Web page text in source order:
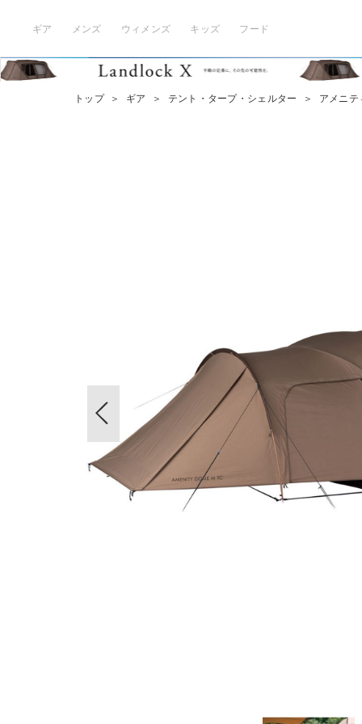
ギア メンズ ウィメンズ キッズ フード
トップ ＞ ギア ＞ テント・タープ・シェルター ＞ アメニテ